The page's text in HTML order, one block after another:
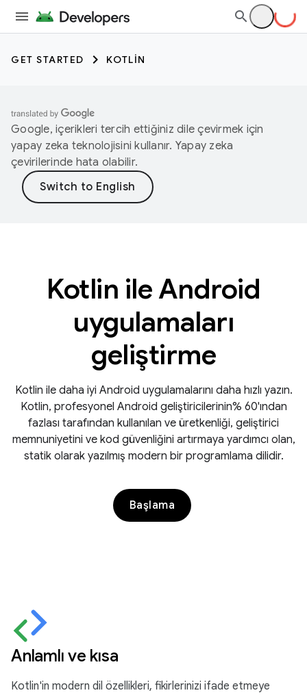
GET STARTED KOTLIN
Google, içerikleri tercih ettiğiniz dile çevirmek için
yapay zeka teknolojisini kullanır. Yapay zeka
çevirilerinde hata olabilir.
Kotlin ile Android
uygulamaları
geliştirme
Kotlin ile daha iyi Android uygulamalarını daha hızlı yazın.
Kotlin, profesyonel Android geliştiricilerinin% 60'ından
fazlası tarafından kullanılan ve üretkenliği, geliştirici
memnuniyetini ve kod güvenliğini artırmaya yardımcı olan,
statik olarak yazılmış modern bir programlama dilidir.
Başlama
Anlamlı ve kısa
Kotlin'in modern dil özellikleri, fikirlerinizi ifade etmeye